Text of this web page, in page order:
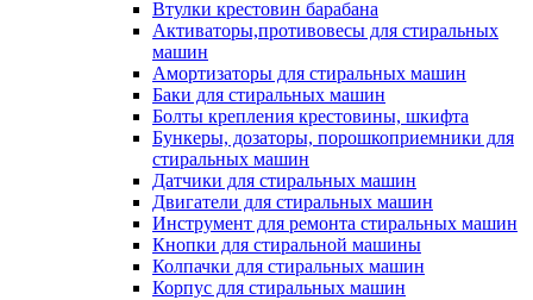
Втулки крестовин барабана
Активаторы,противовесы для стиральных
машин
Амортизаторы для стиральных машин
Баки для стиральных машин
Болты крепления крестовины, шкифта
Бункеры, дозаторы, порошкоприемники для
стиральных машин
Датчики для стиральных машин
Двигатели для стиральных машин
Инструмент для ремонта стиральных машин
Кнопки для стиральной машины
Колпачки для стиральных машин
Корпус для стиральных машин